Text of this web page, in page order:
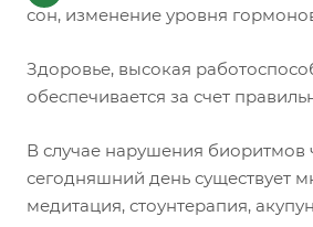
сон, изменение уровня
Здоровье, высокая
обеспечивается за счет
В случае нарушения биоритмов
сегодняшний день существует
медитация, стоунтерапия,